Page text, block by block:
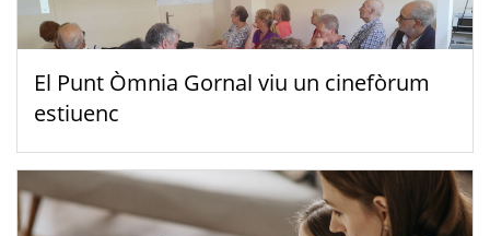
El Punt Òmnia Gornal viu un cinefòrum
estiuenc